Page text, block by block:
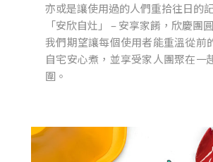
亦或是讓使用過的人們重拾往日的
「安欣自灶」 – 安享家餚，欣慶團
我們期望讓每個使用者能重溫從前
自宅安心煮，並享受家人團聚在一
圍。